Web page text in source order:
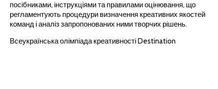
посібниками, інструкціями та правилами оцінювання, що
регламентують процедури визначення креативних якостей
команд і аналіз запропонованих ними творчих рішень.
Всеукраїнська олімпіада креативності Destination